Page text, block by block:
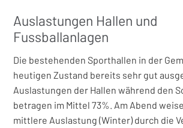
Auslastungen Hallen und
Fussballanlagen
Die bestehenden Sporthallen in der
heutigen Zustand bereits sehr gut
Auslastungen der Hallen während den
betragen im Mittel 73%. Am Abend
mittlere Auslastung (Winter) durch die